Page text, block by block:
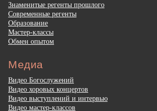
Знаменитые регенты прошлого
Современные регенты
Образование
Мастер-классы
Обмен опытом
Медиа
Видео Богослужений
Видео хоровых концертов
Видео выступлений и интервью
Видео мастер-классов